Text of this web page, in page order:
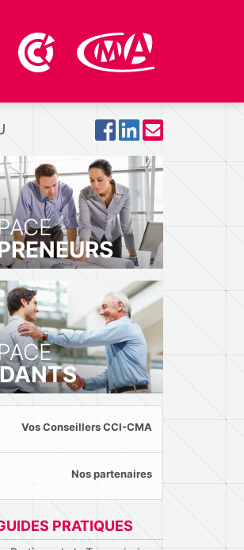
Vos Conseillers CCI-CMA
Nos partenaires
PRATIQUES